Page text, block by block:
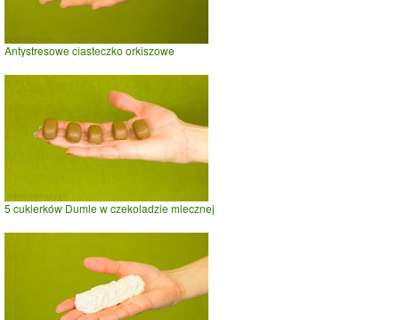
Antystresowe ciasteczko orkiszowe
5 cukierków Dumle w czekoladzie mlecznej